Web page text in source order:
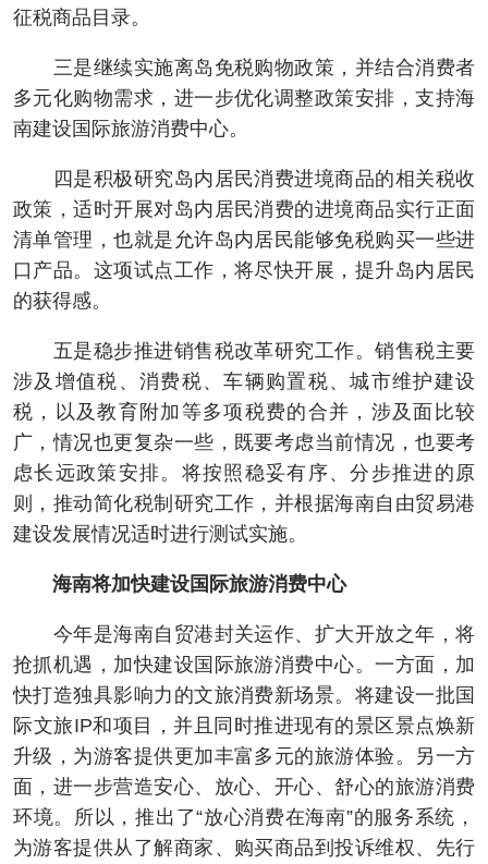
征税商品目录。
三是继续实施离岛免税购物政策，并结合消费者
多元化购物需求，进一步优化调整政策安排，支持海
南建设国际旅游消费中心。
四是积极研究岛内居民消费进境商品的相关税收
政策，适时开展对岛内居民消费的进境商品实行正面
清单管理，也就是允许岛内居民能够免税购买一些进
口产品。这项试点工作，将尽快开展，提升岛内居民
的获得感。
五是稳步推进销售税改革研究工作。销售税主要
涉及增值税、消费税、车辆购置税、城市维护建设
税，以及教育附加等多项税费的合并，涉及面比较
广，情况也更复杂一些，既要考虑当前情况，也要考
虑长远政策安排。将按照稳妥有序、分步推进的原
则，推动简化税制研究工作，并根据海南自由贸易港
建设发展情况适时进行测试实施。
海南将加快建设国际旅游消费中心
今年是海南自贸港封关运作、扩大开放之年，将
抢抓机遇，加快建设国际旅游消费中心。一方面，加
快打造独具影响力的文旅消费新场景。将建设一批国
际文旅IP和项目，并且同时推进现有的景区景点焕新
升级，为游客提供更加丰富多元的旅游体验。另一方
面，进一步营造安心、放心、开心、舒心的旅游消费
环境。所以，推出了“放心消费在海南”的服务系统，
为游客提供从了解商家、购买商品到投诉维权、先行